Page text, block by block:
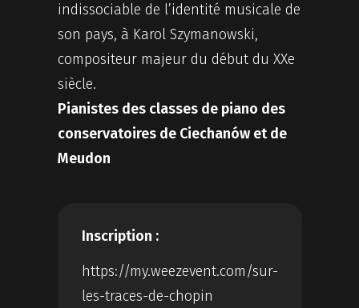
indissociable de l’identité musicale de
son pays, à Karol Szymanowski,
compositeur majeur du début du XXe
siècle.
Pianistes des classes de piano des
conservatoires de Ciechanów et de
Meudon
Inscription :
https://my.weezevent.com/sur-
les-traces-de-chopin